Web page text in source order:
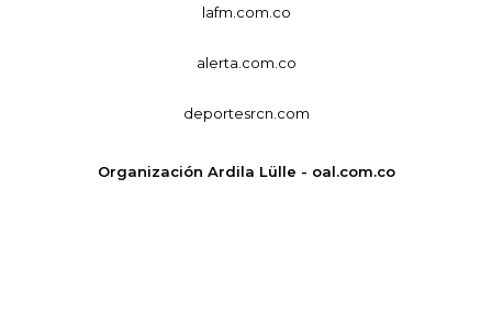
lafm.com.co
alerta.com.co
deportesrcn.com
Organización Ardila Lülle - oal.com.co